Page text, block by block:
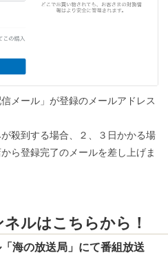
メール」が登録のメールアドレス
殺到する場合、２、３日かかる場
ら登録完了のメールを差し上げま
ルはこちらから！
海の放送局」にて番組放送